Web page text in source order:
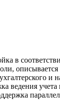
в
ведения